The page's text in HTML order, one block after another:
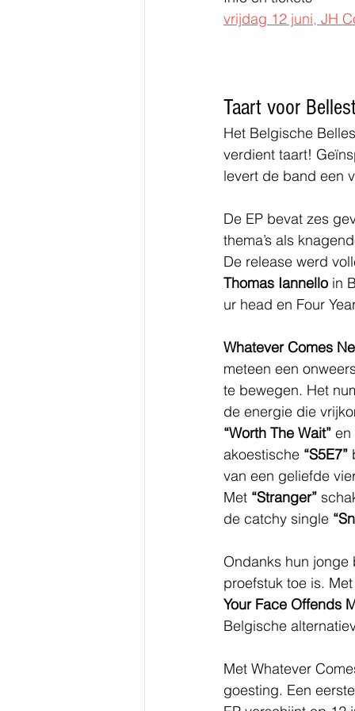
vrijdag 12 juni, JH
Taart voor
Het Belgische
verdient taart!
levert de band een
De EP bevat zes
thema’s als
De release werd
Thomas Iannello in
ur head en Four
Whatever Comes
meteen een
te bewegen. Het
de energie die
“Worth The Wait” en
akoestische “S5E7”
van een geliefde
Met “Stranger”
de catchy single
Ondanks hun jonge
proefstuk toe is.
Your Face Offends
Belgische
Met Whatever
goesting. Een